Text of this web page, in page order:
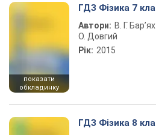
показати
обкладинку
ГДЗ Фізика 7
Автори: В. Г.
О. Довгий
Рік: 2015
ГДЗ Фізика 8